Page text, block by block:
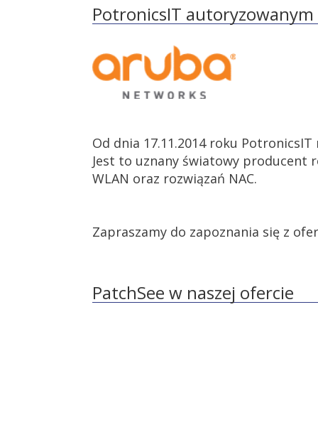
PotronicsIT autoryzowanym
Od dnia 17.11.2014 roku
Jest to uznany światowy producent
WLAN oraz rozwiązań NAC.
Zapraszamy do zapoznania się z
PatchSee w naszej ofercie